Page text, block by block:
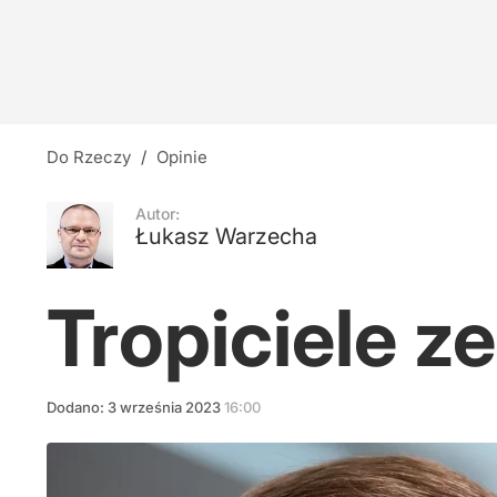
Nauczyciele z łapanki, czyli katastrofa
10
Do Rzeczy / Opinie
Autor:
Łukasz Warzecha
Tropiciele
Dodano: 3września 202316:00